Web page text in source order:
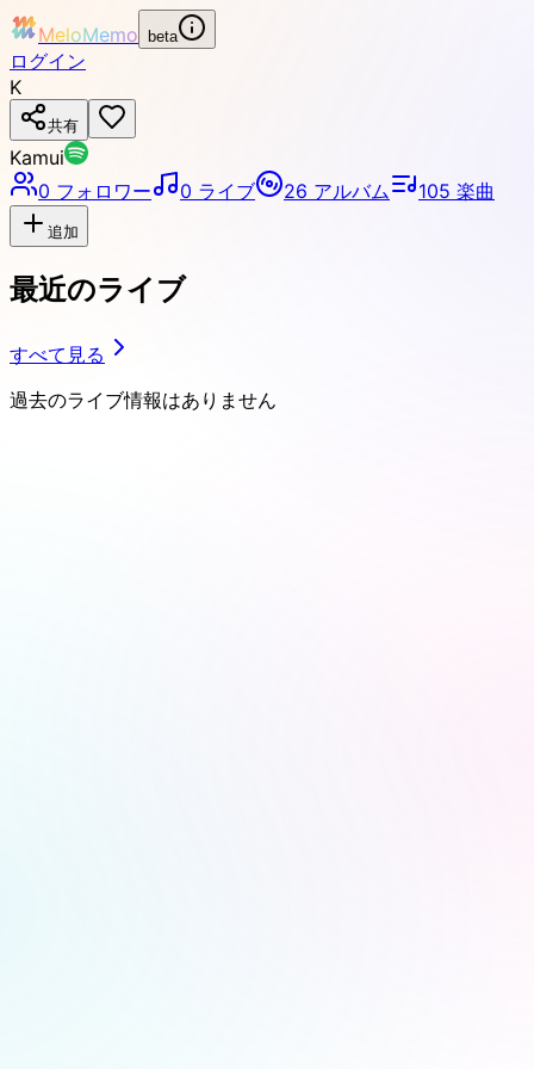
MeloMemo beta
ログイン
K
共有
Kamui
0 フォロワー 0 ライブ 26 アルバム 105 楽曲
追加
最近のライブ
すべて見る
過去のライブ情報はありません